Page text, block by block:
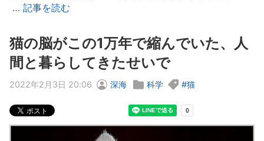
… 記事を読む
猫の脳がこの1万年で縮んでいた、人
間と暮らしてきたせいで
2022年2月3日 20:06 深海 科学 猫